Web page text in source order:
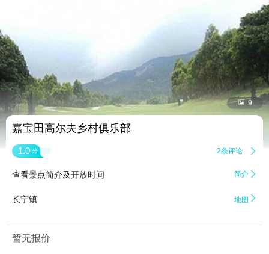
 9
嘉宝田高尔夫乡村俱乐部
1.0 分 2条评论 
查看景点简介及开放时间 简介 
长宁镇 地图 
暂无报价